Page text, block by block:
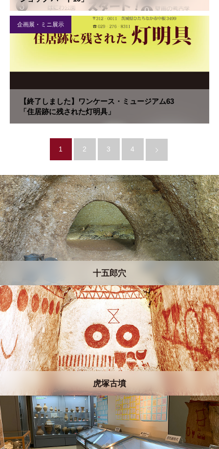
企画展・ミニ展示
【終了しました】ワンケース・ミュージアム63
「住居跡に残された灯明具」
1 2 3 4
十五郎穴
虎塚古墳